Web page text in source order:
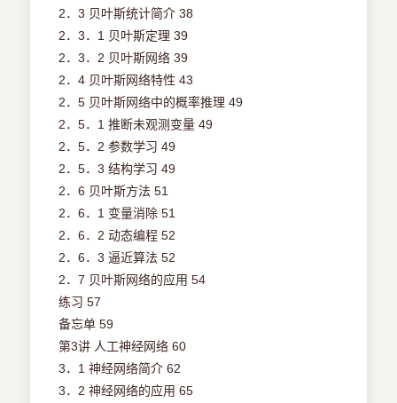
2．3 贝叶斯统计简介 38
2．3．1 贝叶斯定理 39
2．3．2 贝叶斯网络 39
2．4 贝叶斯网络特性 43
2．5 贝叶斯网络中的概率推理 49
2．5．1 推断未观测变量 49
2．5．2 参数学习 49
2．5．3 结构学习 49
2．6 贝叶斯方法 51
2．6．1 变量消除 51
2．6．2 动态编程 52
2．6．3 逼近算法 52
2．7 贝叶斯网络的应用 54
练习 57
备忘单 59
第3讲 人工神经网络 60
3．1 神经网络简介 62
3．2 神经网络的应用 65